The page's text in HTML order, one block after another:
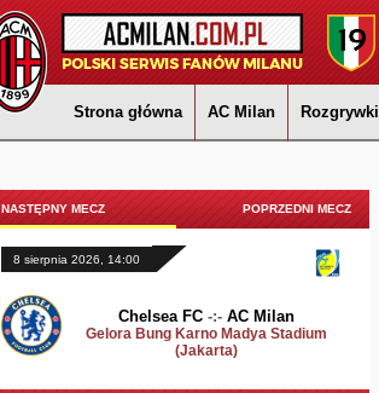
Strona główna AC Milan Rozgrywki
NASTĘPNY MECZ POPRZEDNI MECZ
8 sierpnia 2026, 14:00
Chelsea FC -:- AC Milan
Gelora Bung Karno Madya Stadium
(Jakarta)